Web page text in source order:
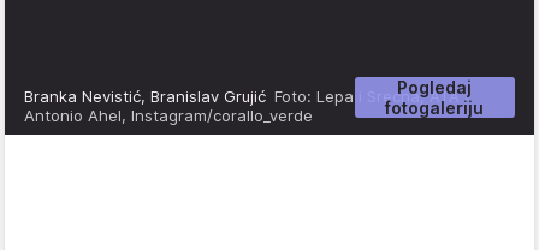
Pogledaj
fotogaleriju
Branka Nevistić, Branislav Grujić Foto: Lepa i Srecna, ATA /
Antonio Ahel, Instagram/corallo_verde